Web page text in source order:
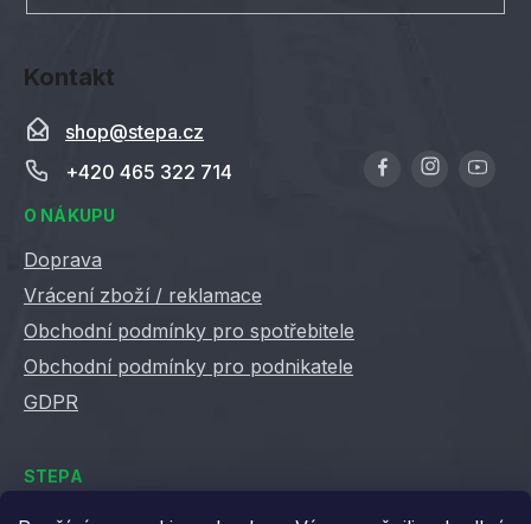
Kontakt
shop@stepa.cz
+420 465 322 714
O NÁKUPU
Doprava
Vrácení zboží / reklamace
Obchodní podmínky pro spotřebitele
Obchodní podmínky pro podnikatele
GDPR
STEPA